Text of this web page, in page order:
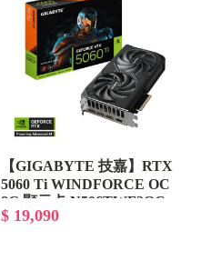
【GIGABYTE 技嘉】RTX
5060 Ti WINDFORCE OC
8G 顯示卡 N506TWF2OC-
8GD
$ 19,090